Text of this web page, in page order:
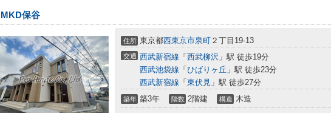
MKD保谷
住所 東京都西東京市泉町 ２丁目19-13
交通 西武新宿線 「 西武柳沢 」駅 徒歩19分
西武池袋線 「 ひばりヶ丘 」駅 徒歩23分
西武新宿線 「 東伏見 」駅 徒歩27分
築年 築3年 階数 2階建 構造 木造